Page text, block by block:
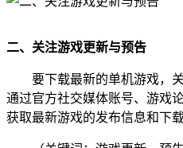
二、关注游戏更新与预告
要下载最新的单机游戏，
通过官方社交媒体账号、游戏
获取最新游戏的发布信息和下载